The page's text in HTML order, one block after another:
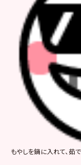
もやしを鍋に入れて、